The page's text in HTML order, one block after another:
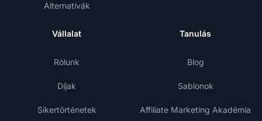
Alternatívák
Vállalat
Rólunk
Díjak
Sikertörténetek
Tanulás
Blog
Sablonok
Affiliate Marketing Akadémia